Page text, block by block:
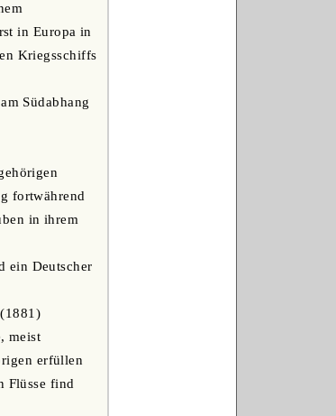
in Europa in
Kriegsschiffs
Südabhang
fortwährend
in ihrem
ein Deutscher
meist
erfüllen
Flüsse find